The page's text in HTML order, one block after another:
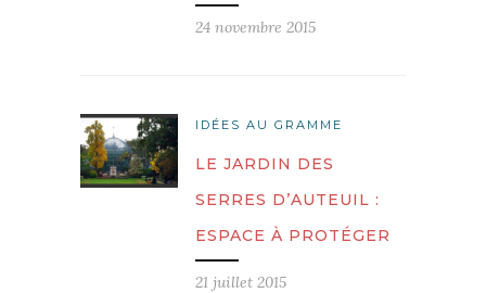
24 novembre 2015
IDÉES AU GRAMME
LE JARDIN DES
SERRES D’AUTEUIL :
ESPACE À PROTÉGER
21 juillet 2015